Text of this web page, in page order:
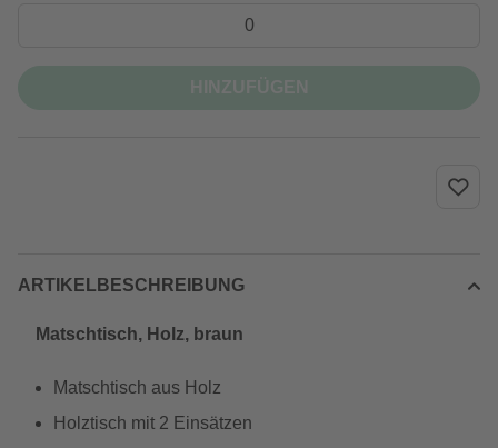
ARTIKELBESCHREIBUNG
Matschtisch, Holz, braun
Matschtisch aus Holz
Holztisch mit 2 Einsätzen